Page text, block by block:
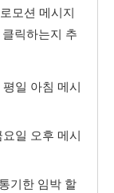
모션 메시지
릭하는지 추
일 아침 메시
일 오후 메시
기한 임박 할